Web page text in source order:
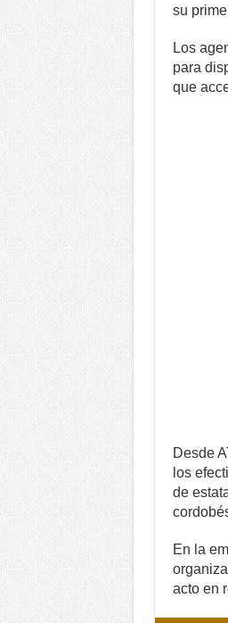
su
Los
para
que
Desde
los
de
En la
acto en